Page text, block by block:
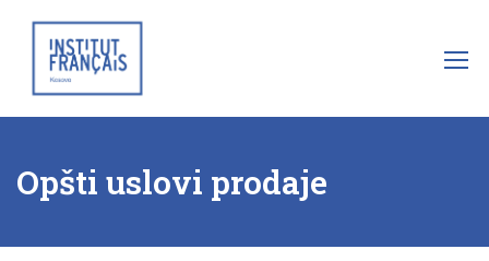
Opšti uslovi prodaje